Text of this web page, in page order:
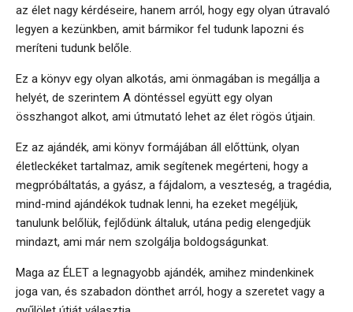
az élet nagy kérdéseire, hanem arról, hogy egy olyan útravaló
legyen a kezünkben, amit bármikor fel tudunk lapozni és
meríteni tudunk belőle.
Ez a könyv egy olyan alkotás, ami önmagában is megállja a
helyét, de szerintem A döntéssel együtt egy olyan
összhangot alkot, ami útmutató lehet az élet rögös útjain.
Ez az ajándék, ami könyv formájában áll előttünk, olyan
életleckéket tartalmaz, amik segítenek megérteni, hogy a
megpróbáltatás, a gyász, a fájdalom, a veszteség, a tragédia,
mind-mind ajándékok tudnak lenni, ha ezeket megéljük,
tanulunk belőlük, fejlődünk általuk, utána pedig elengedjük
mindazt, ami már nem szolgálja boldogságunkat.
Maga az ÉLET a legnagyobb ajándék, amihez mindenkinek
joga van, és szabadon dönthet arról, hogy a szeretet vagy a